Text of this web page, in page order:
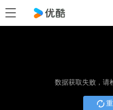
数据获取失败，请